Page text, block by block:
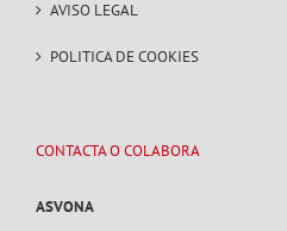
AVISO LEGAL
POLITICA DE COOKIES
CONTACTA O COLABORA
ASVONA